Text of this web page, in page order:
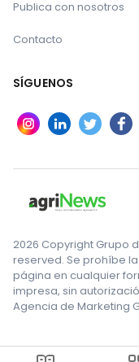
Publica con nosotros
Contacto
SÍGUENOS
2026 Copyright Grupo
reserved. Se prohíbe
página en cualquier
impresa, sin
Agencia de Marketing